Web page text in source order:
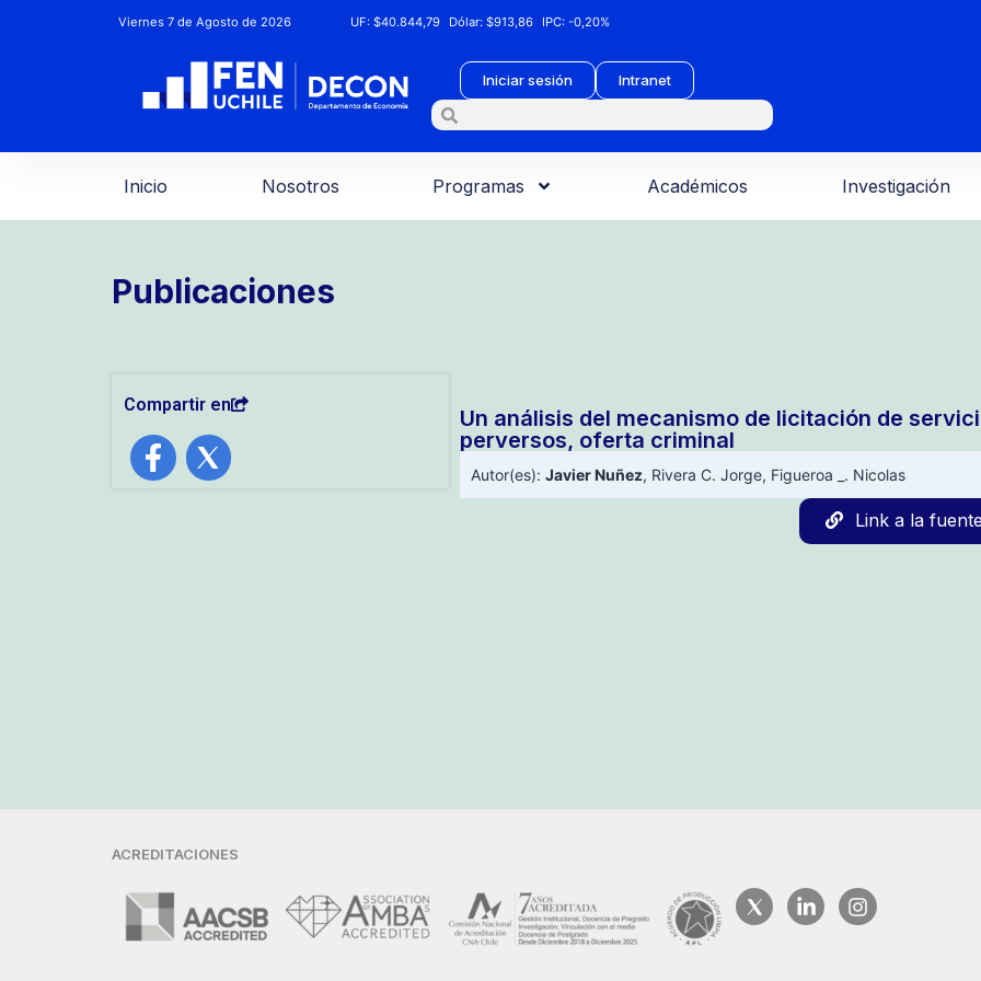
Viernes 7 de Agosto de 2026 UF:$40.844,79 Dólar:$913,86 IPC:-0,20%
Iniciar sesión Intranet
Inicio Nosotros Programas Académicos Investigación
Publicaciones
Compartir en
Un análisis del mecanismo de licitación de
perversos, oferta criminal
Autor(es): Javier Nuñez, Rivera C. Jorge, Figueroa _. Nicolas
Link a la
ACREDITACIONES